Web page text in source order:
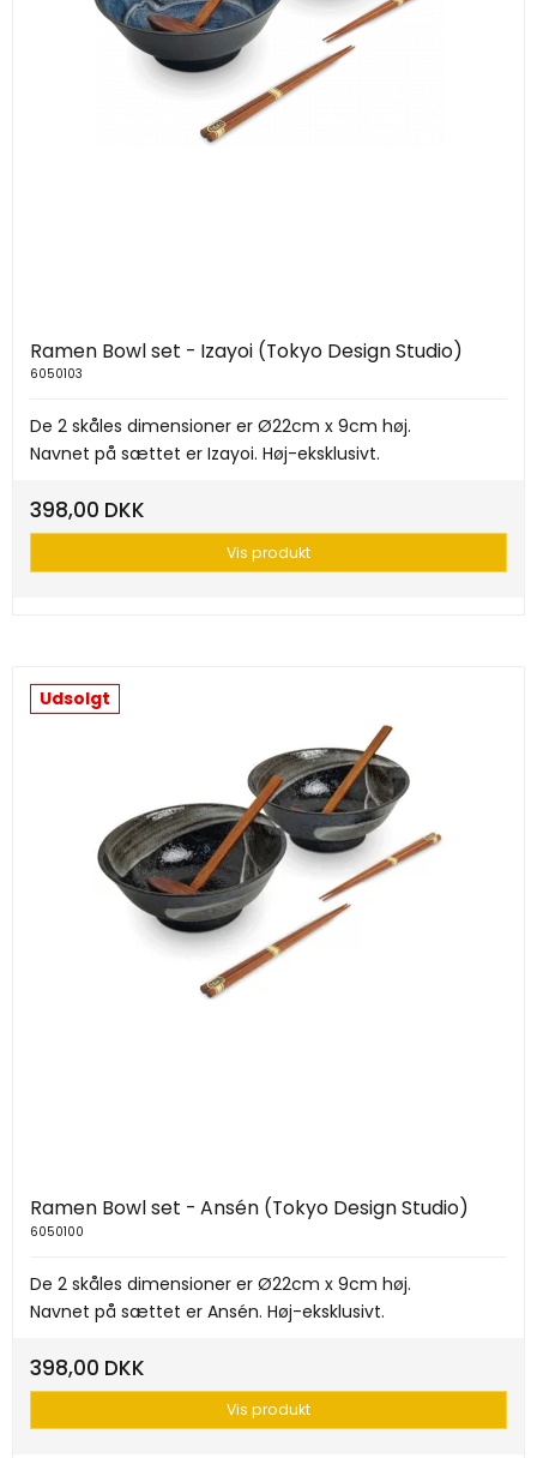
Ramen Bowl set - Izayoi (Tokyo Design Studio)
6050103
De 2 skåles dimensioner er Ø22cm x 9cm høj.
Navnet på sættet er Izayoi. Høj-eksklusivt.
398,00 DKK
Vis produkt
Udsolgt
Ramen Bowl set - Ansén (Tokyo Design Studio)
6050100
De 2 skåles dimensioner er Ø22cm x 9cm høj.
Navnet på sættet er Ansén. Høj-eksklusivt.
398,00 DKK
Vis produkt